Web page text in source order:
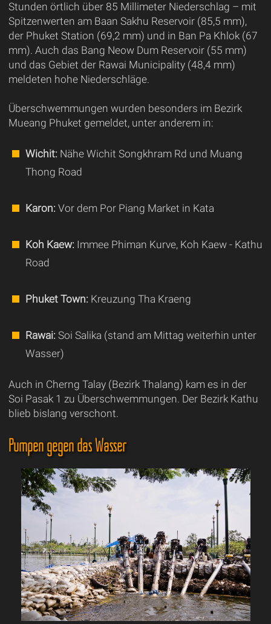
Stunden örtlich über 85 Millimeter Niederschlag – mit
Spitzenwerten am Baan Sakhu Reservoir (85,5 mm),
der Phuket Station (69,2 mm) und in Ban Pa Khlok (67
mm). Auch das Bang Neow Dum Reservoir (55 mm)
und das Gebiet der Rawai Municipality (48,4 mm)
meldeten hohe Niederschläge.
Überschwemmungen wurden besonders im Bezirk
Mueang Phuket gemeldet, unter anderem in:
Wichit: Nähe Wichit Songkhram Rd und Muang
Thong Road
Karon: Vor dem Por Piang Market in Kata
Koh Kaew: Immee Phiman Kurve, Koh Kaew - Kathu
Road
Phuket Town: Kreuzung Tha Kraeng
Rawai: Soi Salika (stand am Mittag weiterhin unter
Wasser)
Auch in Cherng Talay (Bezirk Thalang) kam es in der
Soi Pasak 1 zu Überschwemmungen. Der Bezirk Kathu
blieb bislang verschont.
Pumpen gegen das Wasser